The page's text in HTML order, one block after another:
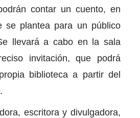
contar un cuento, en
se plantea para un público
llevará a cabo en la sala
invitación, que podrá
biblioteca a partir del
escritora y divulgadora,